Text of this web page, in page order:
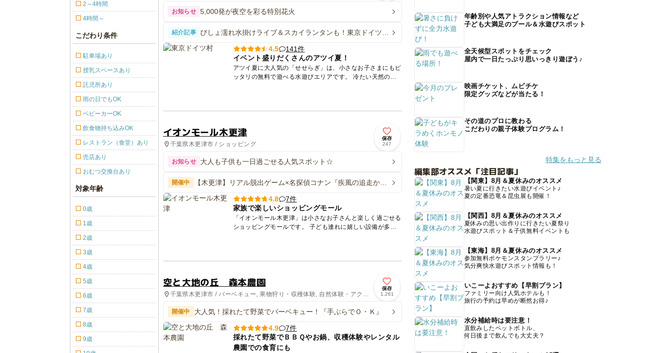
お知らせ 5,000発が夜空を彩る特別花火
紹介記事
びしょ濡れ水掛けライブ＆スカイランタンも！東京ドイツ村
4.5
141件
イベント盛りだくさんのアツイ夏！
アツイ夏に大人気の「せせらぎ」は、小さなお子さまにもピ
ッタリの無料で遊べる水遊びエリアです。 冷たい天然の地
イオンモール木更津
千葉県木更津市 / ショッピング
保存
247
お知らせ 大人も子供も一日過ごせる人気スポット☆
開催中
【木更津】リアル脱出ゲーム×名探偵コナン『疾風の追走から
の脱出』
4.8
7件
家族で楽しいショッピングモール
「イオンモール木更津」は小さなお子さんと楽しく過ごせる
ショッピングモールです。 子ども連れに嬉しい設備が多
空と大地の丘 森本農園
千葉県木更津市 / バーベキュー, 果物狩り・収穫体験, 自然体験・アクテ
保存
1,261
開催中 大人気！採れたて野菜でバーベキュー！『手ぶらでＯ・Ｋ』
4.9
7件
採れたて野菜でＢＢＱやお鍋、収穫体験やレンタル
農園での食育にも
2～4時間
4時間～
こだわり条件
駐車場あり
授乳スペースあり
託児所あり
雨の日でもOK
ベビーカーOK
飲食物持ち込みOK
レストラン（食堂）あり
売店あり
おむつ交換台あり
対象年齢
0歳
1歳
2歳
3歳
4歳
5歳
6歳
7歳
8歳
9歳
年齢別や人気アトラクション情報など
子ども大満足のプール＆水遊びスポット
全天候型スポットをチェック
屋内で一日たっぷり思いっきり遊ぼう♪
映画チケット、ムビチケ
限定グッズなどが当たる！
その道のプロに教わる
こだわりの親子体験プログラム！
特集をもっと見る
編集部オススメ「注目記事」
【関東】8月＆夏休みのオススメ
暑い夏に行きたい水遊びイベント♪
夏の定番恐竜＆昆虫展も開催！
【関西】8月＆夏休みのオススメ
夏休みの思い出作りに行きたい夏祭り
水遊びスポット＆子供無料イベントも
【東海】8月＆夏休みのオススメ
参加無料ポケモンスタンプラリー♪
気分爽快水遊びスポット情報も！
いこーよおすすめ【早割プラン】
ファミリー向け人気ホテルも！
旅行の予約は早めが断然お得♪
水分補給時は要注意！
直飲みしたペットボトル、
何日後まで飲んでも大丈夫？